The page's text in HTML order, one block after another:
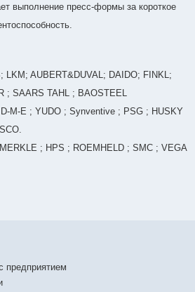
выполнение пресс-формы за короткое
LKM; AUBERT&DUVAL; DAIDO; FINKL;
; SAARS TAHL ; BAOSTEEL
M-E ; YUDO ; Synventive ; PSG ; HUSKY
; HPS ; ROEMHELD ; SMC ; VEGA
предприятием